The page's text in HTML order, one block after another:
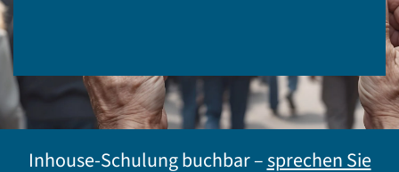
Inhouse-Schulung buchbar –sprechen Sie